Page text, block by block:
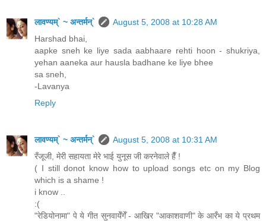
लावण्यम्` ~ अन्तर्मन्`
August 5, 2008 at 10:28 AM
Harshad bhai,
aapke sneh ke liye sada aabhaare rehti hoon - shukriya,
yehan aaneka aur hausla badhane ke liye bhee
sa sneh,
-Lavanya
Reply
लावण्यम्` ~ अन्तर्मन्`
August 5, 2008 at 10:31 AM
रँजूजी, मेरी सहायता मेरे भाई युनूस जी करनेवाले हैँ !
( I still donot know how to upload songs etc on my Blog
which is a shame !
i know ..
:(
"रेडियोनामा" पे ये गीत सुनवायेँगेँ - आखिर "आकाशवाणी" के आरँभ का ये प्रथम